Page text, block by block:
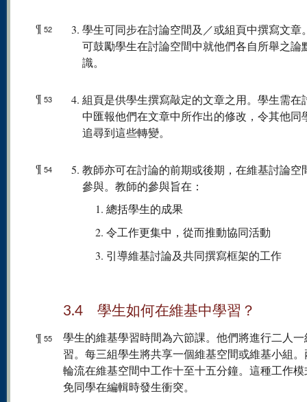
¶ 52
學生可同步在討論空間及／或組頁中撰寫文章
可鼓勵學生在討論空間中就他們各自所舉之論
識。
¶ 53
組頁是供學生撰寫敲定的文章之用。學生需在
中匯報他們在文章中所作出的修改，令其他同
追尋到這些轉變。
¶ 54
教師亦可在討論的前期或後期，在維基討論空
參與。教師的參與旨在：
總括學生的成果
令工作更集中，從而推動協同活動
引導維基討論及共同撰寫框架的工作
3.4 學生如何在維基中學習？
¶ 55
學生的維基學習時間為六節課。他們將進行二人
習。每三組學生將共享一個維基空間或維基小組
輪流在維基空間中工作十至十五分鐘。這種工作
免同學在編輯時發生衝突。